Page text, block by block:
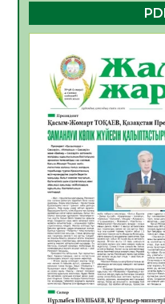
ҚҰРЫЛТАЙ
БАСТАР ЖАУАПТЫ
06.08.2026
Инфекциялық
жұмыстарының
06.08.2026
Көкжөтел ауруы
06.08.2026
АПВ вакцинасы
06.08.2026
Open Air:
департаменті 20
көрерменнің